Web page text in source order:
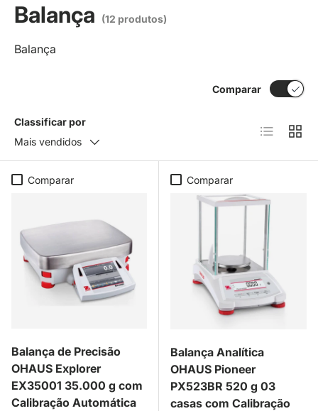
Balança (12 produtos)
Balança
Classificar por
Mais vendidos
Comparar
Lista Grade
Comparar
Balança de Precisão
OHAUS Explorer
EX35001 35.000 g com
Calibração Automática
Comparar
Balança Analítica
OHAUS Pioneer
PX523BR 520 g 03
casas com Calibração